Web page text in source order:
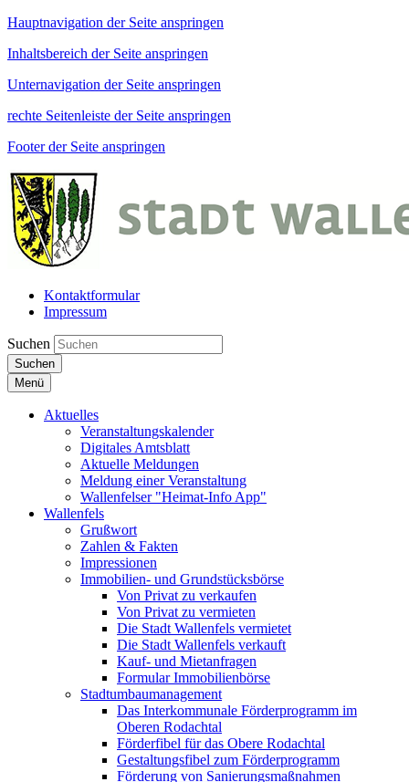
Hauptnavigation der Seite anspringen
Inhaltsbereich der Seite anspringen
Unternavigation der Seite anspringen
rechte Seitenleiste der Seite anspringen
Footer der Seite anspringen
Kontaktformular
Impressum
Suchen
Suchen
Menü
Aktuelles
Veranstaltungskalender
Digitales Amtsblatt
Aktuelle Meldungen
Meldung einer Veranstaltung
Wallenfelser "Heimat-Info App"
Wallenfels
Grußwort
Zahlen & Fakten
Impressionen
Immobilien- und Grundstücksbörse
Von Privat zu verkaufen
Von Privat zu vermieten
Die Stadt Wallenfels vermietet
Die Stadt Wallenfels verkauft
Kauf- und Mietanfragen
Formular Immobilienbörse
Stadtumbaumanagement
Das Interkommunale Förderprogramm im
Oberen Rodachtal
Förderfibel für das Obere Rodachtal
Gestaltungsfibel zum Förderprogramm
Förderung von Sanierungsmaßnahmen